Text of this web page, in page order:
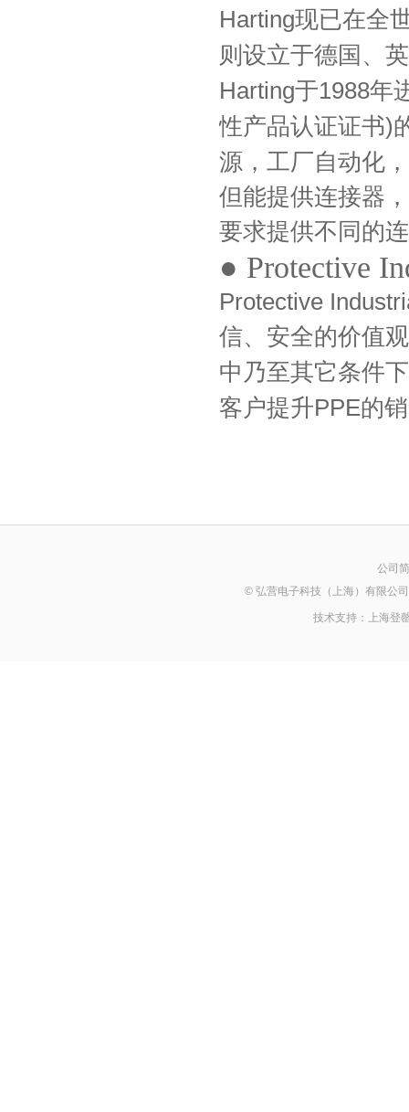
Harting现已在全
则设立于德国、
Harting于1988年
性产品认证证书)
源，工厂自动化
但能提供连接器
要求提供不同的
● Protective
Protective
信、安全的价值
中乃至其它条件
客户提升PPE的
公司
© 弘营电子科技（上海）有限公
技术支持： 上海登